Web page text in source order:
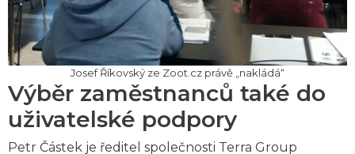
Josef Říkovský ze Zoot.cz právě „nakládá“
Výběr zaměstnanců také do
uživatelské podpory
Petr Částek je ředitel společnosti Terra Group